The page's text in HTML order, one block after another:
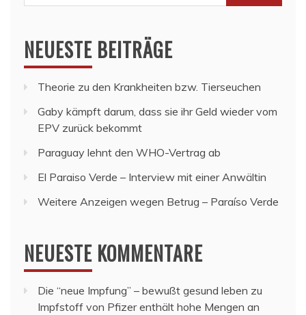
nach:
NEUESTE BEITRÄGE
Theorie zu den Krankheiten bzw. Tierseuchen
Gaby kämpft darum, dass sie ihr Geld wieder vom
EPV zurück bekommt
Paraguay lehnt den WHO-Vertrag ab
El Paraiso Verde – Interview mit einer Anwältin
Weitere Anzeigen wegen Betrug – Paraíso Verde
NEUESTE KOMMENTARE
Die “neue Impfung” – bewußt gesund leben zu
Impfstoff von Pfizer enthält hohe Mengen an